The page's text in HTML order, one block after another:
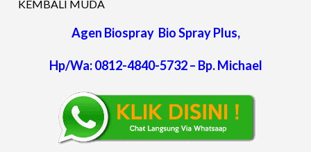
KEMBALI MUDA
Agen Biospray Bio Spray Plus,
Hp/Wa: 0812-4840-5732 – Bp. Michael